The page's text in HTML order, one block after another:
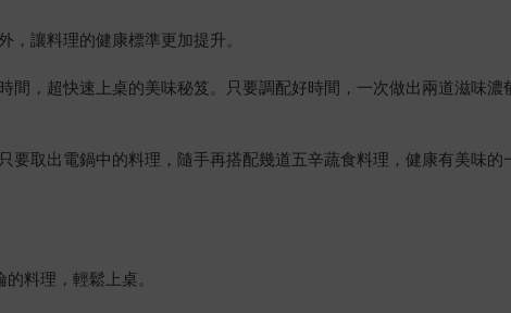
讓料理的健康標準更加提升。
，超快速上桌的美味秘笈。只要調配好時間，一次做出兩道滋味濃
取出電鍋中的料理，隨手再搭配幾道五辛蔬食料理，健康有美味的
料理，輕鬆上桌。